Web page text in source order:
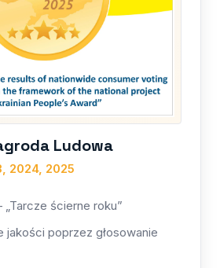
Ludowa
2024, 2025
„Tarcze ścierne roku”
jakości poprzez głosowanie